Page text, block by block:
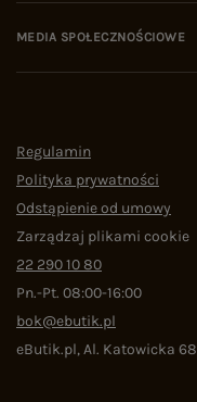
MEDIA SPOŁECZNOŚCIOWE
Regulamin
Polityka prywatności
Odstąpienie od umowy
Zarządzaj plikami cookie
22 290 10 80
Pn.-Pt. 08:00-16:00
bok@ebutik.pl
eButik.pl,Al. Katowicka 68